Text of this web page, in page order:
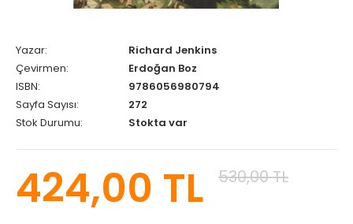
Yazar:
Richard Jenkins
Çevirmen:
Erdoğan Boz
ISBN:
9786056980794
Sayfa Sayısı:
272
Stok Durumu:
Stokta var
424,00 TL 530,00 TL